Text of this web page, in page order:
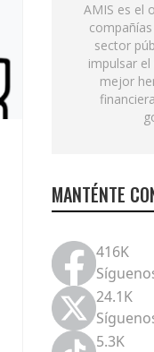
AMIS es el
sector
impulsar
mejor
MANTÉNTE
416K
24.1K
5.3K